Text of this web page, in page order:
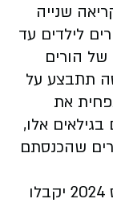
שנייה
לילדים עד
של הורים
תתבצע על
את
אלו,
שהכנסתם
על פי הצעת החוק, החל משנת המס 2024 יקבלו